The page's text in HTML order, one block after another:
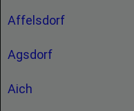
Affelsdorf
Agsdorf
Aich